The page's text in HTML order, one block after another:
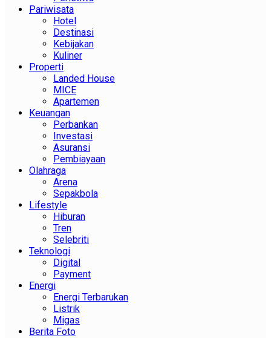
Pariwisata
Hotel
Destinasi
Kebijakan
Kuliner
Properti
Landed House
MICE
Apartemen
Keuangan
Perbankan
Investasi
Asuransi
Pembiayaan
Olahraga
Arena
Sepakbola
Lifestyle
Hiburan
Tren
Selebriti
Teknologi
Digital
Payment
Energi
Energi Terbarukan
Listrik
Migas
Berita Foto